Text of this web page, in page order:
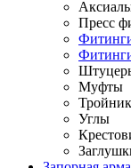
Пресс
Муфты
Углы